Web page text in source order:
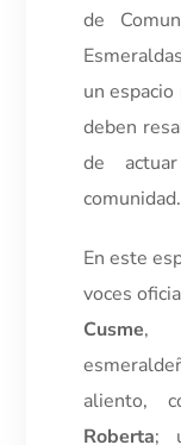
de
un
deben
de
comunidad.
En este
voces
Cusme,
aliento,
Roberta;